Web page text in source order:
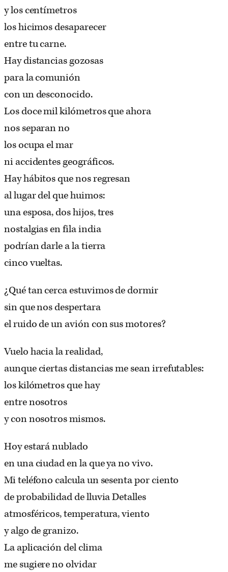
y los centímetros
los hicimos desaparecer
entre tu carne.
Hay distancias gozosas
para la comunión
con un desconocido.
Los doce mil kilómetros que ahora
nos separan no
los ocupa el mar
ni accidentes geográficos.
Hay hábitos que nos regresan
al lugar del que huimos:
una esposa, dos hijos, tres
nostalgias en fila india
podrían darle a la tierra
cinco vueltas.
¿Qué tan cerca estuvimos de dormir
sin que nos despertara
el ruido de un avión con sus motores?
Vuelo hacia la realidad,
aunque ciertas distancias me sean irrefutables:
los kilómetros que hay
entre nosotros
y con nosotros mismos.
Hoy estará nublado
en una ciudad en la que ya no vivo.
Mi teléfono calcula un sesenta por ciento
de probabilidad de lluvia Detalles
atmosféricos, temperatura, viento
y algo de granizo.
La aplicación del clima
me sugiere no olvidar